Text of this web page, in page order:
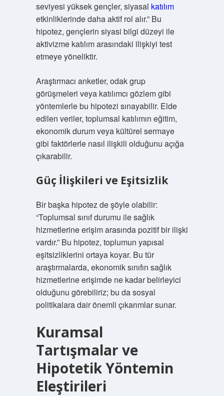
seviyesi yüksek gençler, siyasal katılım
etkinliklerinde daha aktif rol alır.” Bu
hipotez, gençlerin siyasi bilgi düzeyi ile
aktivizme katılım arasındaki ilişkiyi test
etmeye yöneliktir.
Araştırmacı anketler, odak grup
görüşmeleri veya katılımcı gözlem gibi
yöntemlerle bu hipotezi sınayabilir. Elde
edilen veriler, toplumsal katılımın eğitim,
ekonomik durum veya kültürel sermaye
gibi faktörlerle nasıl ilişkili olduğunu açığa
çıkarabilir.
Güç İlişkileri ve Eşitsizlik
Bir başka hipotez de şöyle olabilir:
“Toplumsal sınıf durumu ile sağlık
hizmetlerine erişim arasında pozitif bir ilişki
vardır.” Bu hipotez, toplumun yapısal
eşitsizliklerini ortaya koyar. Bu tür
araştırmalarda, ekonomik sınıfın sağlık
hizmetlerine erişimde ne kadar belirleyici
olduğunu görebiliriz; bu da sosyal
politikalara dair önemli çıkarımlar sunar.
Kuramsal
Tartışmalar ve
Hipotetik Yöntemin
Eleştirileri